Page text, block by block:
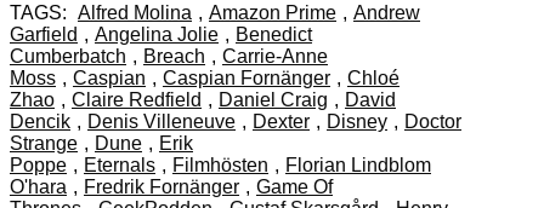
TAGS: Alfred Molina , Amazon Prime , Andrew
Garfield , Angelina Jolie , Benedict
Cumberbatch , Breach , Carrie-Anne
Moss , Caspian , Caspian Fornänger , Chloé
Zhao , Claire Redfield , Daniel Craig , David
Dencik , Denis Villeneuve , Dexter , Disney , Doctor
Strange , Dune , Erik
Poppe , Eternals , Filmhösten , Florian Lindblom
O'hara , Fredrik Fornänger , Game Of